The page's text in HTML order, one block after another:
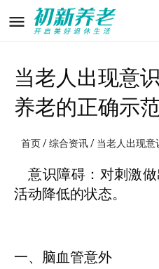
当老人出现意
养老的正确示
首页/综合资讯/ 当老人出现意
意识障碍：对刺激做
活动降低的状态。
一、脑血管意外